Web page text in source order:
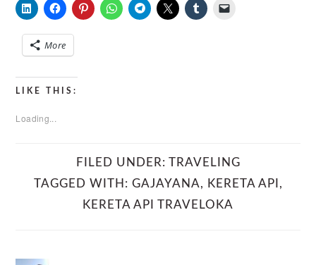
More
LIKE THIS:
Loading...
FILED UNDER: TRAVELING
TAGGED WITH: GAJAYANA, KERETA API ,
KERETA API TRAVELOKA